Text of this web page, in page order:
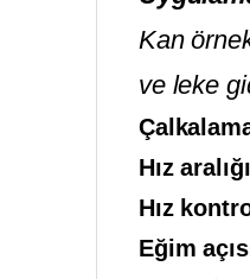
Kan
ve leke
Hız
Hız
Eğim